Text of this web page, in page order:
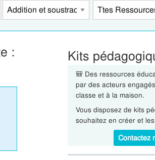
:
Kits
🎒 Des ressources
par des acteurs
classe et à la maison.
Vous disposez de kits
souhaitez en créer et
Contactez